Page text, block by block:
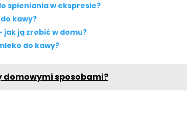
spieniania w ekspresie?
kawy?
jak ją zrobić w domu?
do kawy?
domowymi sposobami?